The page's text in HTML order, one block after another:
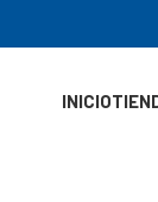
INICIO